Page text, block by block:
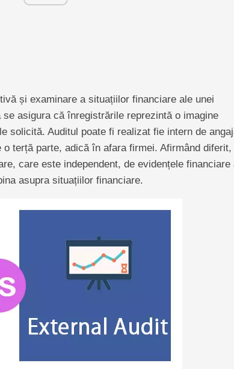
și examinare a situațiilor financiare ale unei
asigura că înregistrările reprezintă o imagine
solicită. Auditul poate fi realizat fie intern de
terță parte, adică în afara firmei. Afirmând diferit,
care este independent, de evidențele financiare
asupra situațiilor financiare.